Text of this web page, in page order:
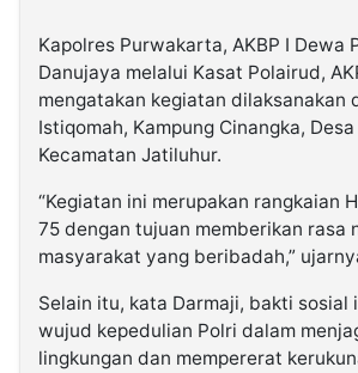
Kapolres Purwakarta, AKBP I Dewa
Danujaya melalui Kasat Polairud,
mengatakan kegiatan dilaksanakan
Istiqomah, Kampung Cinangka,
Kecamatan Jatiluhur.
“Kegiatan ini merupakan rangkaian
75 dengan tujuan memberikan rasa
masyarakat yang beribadah,”
Selain itu, kata Darmaji, bakti sosial
wujud kepedulian Polri dalam
lingkungan dan mempererat